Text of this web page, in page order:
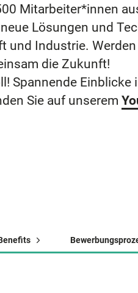
Mitarbeiter*innen
Lösungen und
und Industrie.
die Zukunft!
Spannende Einblicke
Sie auf unserem